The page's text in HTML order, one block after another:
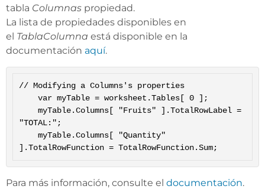
tabla Columnas propiedad.
La lista de propiedades disponibles en
el TablaColumna está disponible en la
documentación aquí.
// Modifying a Columns's properties
"TOTAL:";
Para más información, consulte el documentación.